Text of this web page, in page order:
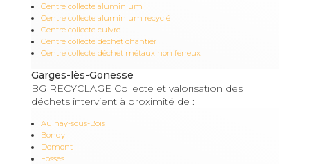
Centre collecte aluminium
Centre collecte aluminium recyclé
Centre collecte cuivre
Centre collecte déchet chantier
Centre collecte déchet métaux non ferreux
Garges-lès-Gonesse
BG RECYCLAGE Collecte et valorisation des
déchets intervient à proximité de :
Aulnay-sous-Bois
Bondy
Domont
Fosses